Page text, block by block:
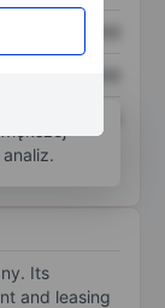
Its
and leasing